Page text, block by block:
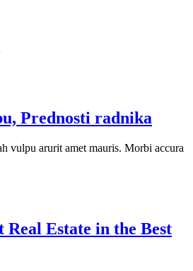
Prednosti radnika
vulpu arurit amet mauris. Morbi accura
Estate in the Best